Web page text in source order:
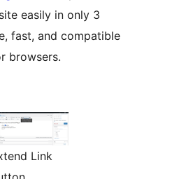
easily in only 3
fast, and compatible
browsers.
Link